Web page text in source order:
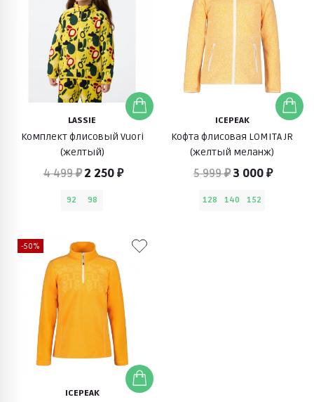
LASSIE
Комплект флисовый Vuori
(желтый)
4 499 ₽ 2 250 ₽
92 98
ICEPEAK
Кофта флисовая LOMITA JR
(желтый меланж)
5 999 ₽3 000 ₽
128 140 152
-50%
ICEPEAK